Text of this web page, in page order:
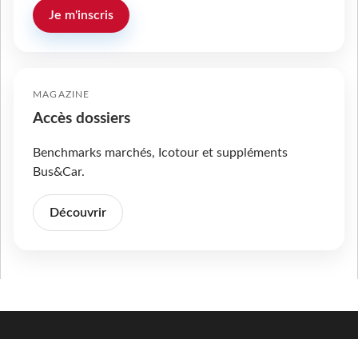
Je m'inscris
MAGAZINE
Accès dossiers
Benchmarks marchés, Icotour et suppléments
Bus&Car.
Découvrir